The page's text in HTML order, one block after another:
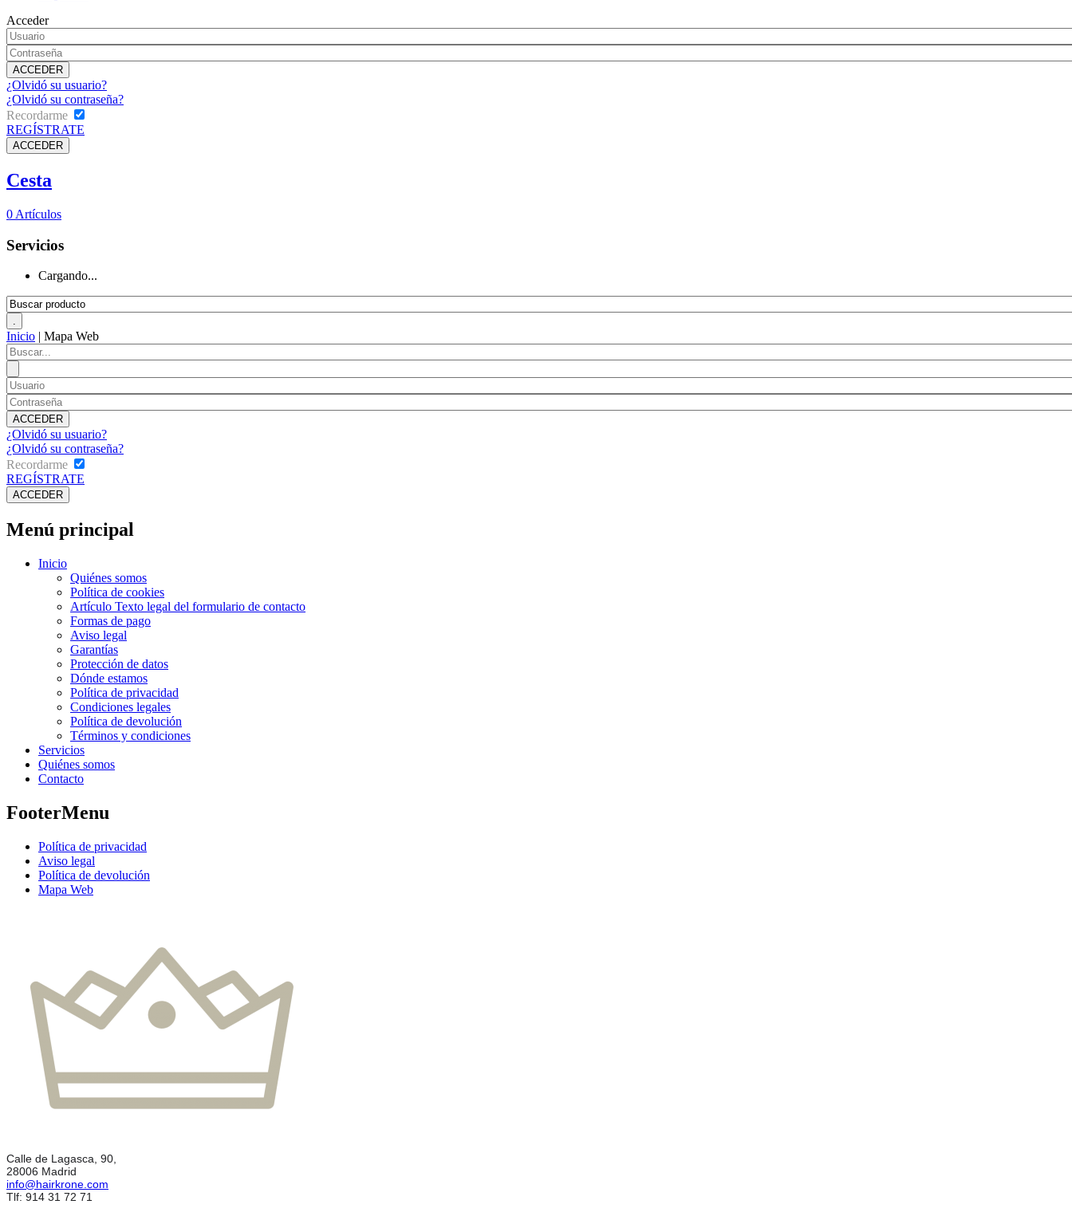
Acceder
¿Olvidó su usuario?
¿Olvidó su contraseña?
Recordarme
REGÍSTRATE
Cesta
0 Artículos
Servicios
Cargando...
Inicio | Mapa Web
¿Olvidó su usuario?
¿Olvidó su contraseña?
Recordarme
REGÍSTRATE
Menú principal
Inicio
Quiénes somos
Política de cookies
Artículo Texto legal del formulario de contacto
Formas de pago
Aviso legal
Garantías
Protección de datos
Dónde estamos
Política de privacidad
Condiciones legales
Política de devolución
Términos y condiciones
Servicios
Quiénes somos
Contacto
FooterMenu
Política de privacidad
Aviso legal
Política de devolución
Mapa Web
Calle de Lagasca, 90,
28006 Madrid
info@hairkrone.com
Tlf: 914 31 72 71